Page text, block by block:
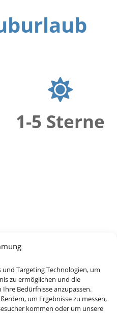
Targeting Technologien, um
zu ermöglichen und die
Ihre Bedürfnisse anzupassen.
um Ergebnisse zu messen,
kommen oder um unsere
1-5 Sterne